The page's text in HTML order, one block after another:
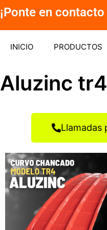
¡Ponte en
INICIO PRODUCTOS
Aluzinc
Llamadas